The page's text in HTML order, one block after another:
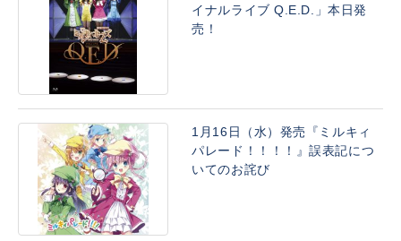
イナルライブ Q.E.D.」本日発
売！
1月16日（水）発売『ミルキィ
パレード！！！！』誤表記につ
いてのお詫び